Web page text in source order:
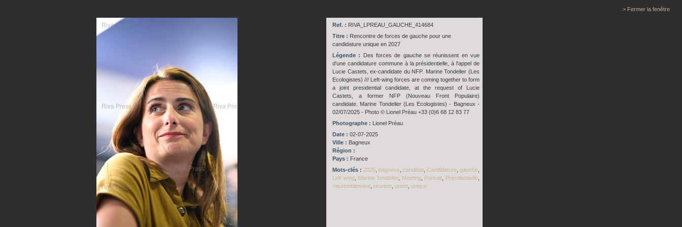
> Fermer la fenêtre
Ref. : RIVA_LPREAU_GAUCHE_414684
Titre : Rencontre de forces de gauche pour une
candidature unique en 2027
Légende :
Des forces de gauche se réunissent en vue
d'une candidature commune à la présidentielle, à l'appel de
Lucie Castets, ex-candidate du NFP. Marine Tondelier (Les
Ecologistes) /// Left-wing forces are coming together to form
a joint presidential candidate, at the request of Lucie
Castets, a former NFP (Nouveau Front Populaire)
candidate. Marine Tondelier (Les Ecologistes) - Bagneux -
02/07/2025 - Photo © Lionel Préau +33 (0)6 68 12 83 77
Photographe : Lionel Préau
Date : 02-07-2025
Ville : Bagneux
Région :
Pays : France
Mots-clés : 2025 bagneux candidat Candidature gauche
Left wing, Marine Tondelier, Meeting, Portrait Présidentielle
rassemblement reunion union unique